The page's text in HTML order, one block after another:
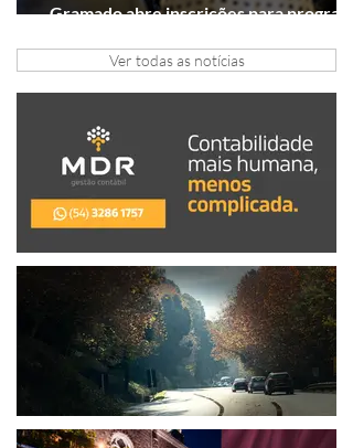
Gramado abre inscrições para programa
Ver todas as notícias